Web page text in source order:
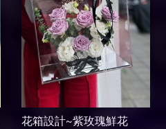
花箱設計~紫玫瑰鮮花